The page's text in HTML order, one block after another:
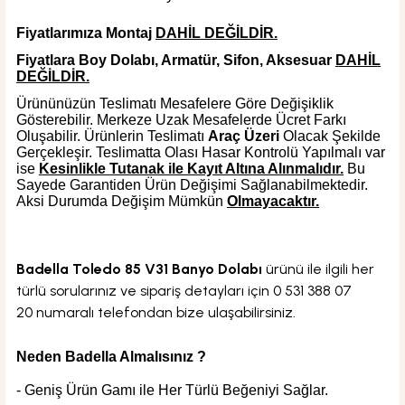
Fiyatlarımıza Montaj DAHİL DEĞİLDİR.
Fiyatlara Boy Dolabı, Armatür, Sifon, Aksesuar DAHİL
DEĞİLDİR.
Ürününüzün Teslimatı Mesafelere Göre Değişiklik
Gösterebilir. Merkeze Uzak Mesafelerde Ücret Farkı
Oluşabilir. Ürünlerin Teslimatı Araç Üzeri Olacak Şekilde
Gerçekleşir. Teslimatta Olası Hasar Kontrolü Yapılmalı var
ise Kesinlikle Tutanak ile Kayıt Altına Alınmalıdır. Bu
Sayede Garantiden Ürün Değişimi Sağlanabilmektedir.
Aksi Durumda Değişim Mümkün Olmayacaktır.
Badella Toledo 85 V31 Banyo Dolabı ürünü ile ilgili her
türlü sorularınız ve sipariş detayları için 0 531 388 07
20 numaralı telefondan bize ulaşabilirsiniz.
Neden Badella Almalısınız ?
- Geniş Ürün Gamı ile Her Türlü Beğeniyi Sağlar.